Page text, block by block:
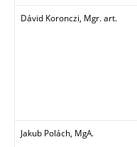
Dávid Koronczi, Mgr. art.
Jakub Polách, MgA.